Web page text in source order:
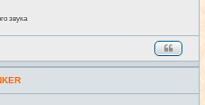
звука